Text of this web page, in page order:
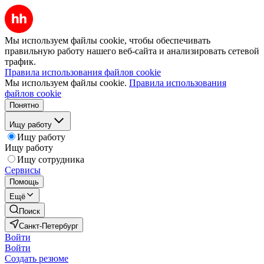
Мы используем файлы cookie, чтобы обеспечивать
правильную работу нашего веб-сайта и анализировать сетевой
трафик.
Правила использования файлов cookie
Мы используем файлы cookie. Правила использования
файлов cookie
Понятно
Ищу работу
Ищу работу
Ищу работу
Ищу сотрудника
Сервисы
Помощь
Ещё
Поиск
Санкт-Петербург
Войти
Войти
Создать резюме